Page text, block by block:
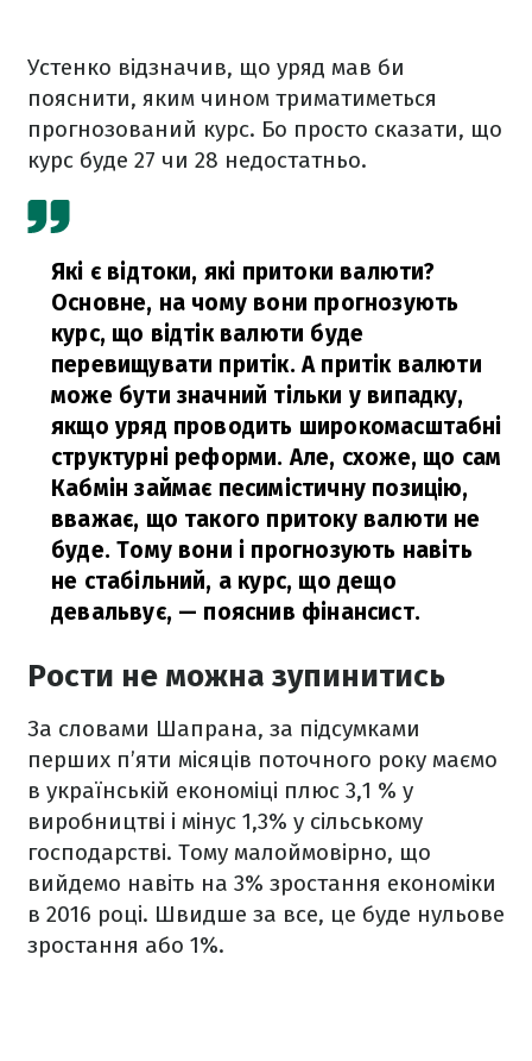
Устенко відзначив, що уряд мав би
пояснити, яким чином триматиметься
прогнозований курс. Бо просто сказати, що
курс буде 27 чи 28 недостатньо.
Які є відтоки, які притоки валюти?
Основне, на чому вони прогнозують
курс, що відтік валюти буде
перевищувати притік. А притік валюти
може бути значний тільки у випадку,
якщо уряд проводить широкомасштабні
структурні реформи. Але, схоже, що сам
Кабмін займає песимістичну позицію,
вважає, що такого притоку валюти не
буде. Тому вони і прогнозують навіть
не стабільний, а курс, що дещо
девальвує, — пояснив фінансист.
Рости не можна зупинитись
За словами Шапрана, за підсумками
перших п’яти місяців поточного року маємо
в українській економіці плюс 3,1 % у
виробництві і мінус 1,3% у сільському
господарстві. Тому малоймовірно, що
вийдемо навіть на 3% зростання економіки
в 2016 році. Швидше за все, це буде нульове
зростання або 1%.